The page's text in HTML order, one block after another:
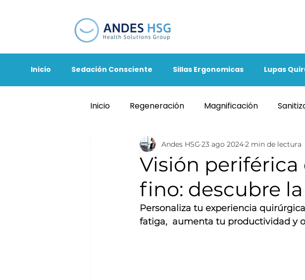
Inicio Sedación Consciente Sillas Ergonomicas Lupas
Inicio Regeneración Magnificación
Visión
fino: descubre
Andes HSG 23 ago 20242 min de lectura
Personaliza tu experiencia
fatiga,  aumenta tu productividad y